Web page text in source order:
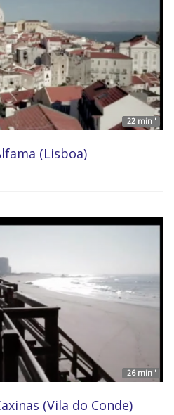
22 min '
(Lisboa)
26 min '
(Vila do Conde)